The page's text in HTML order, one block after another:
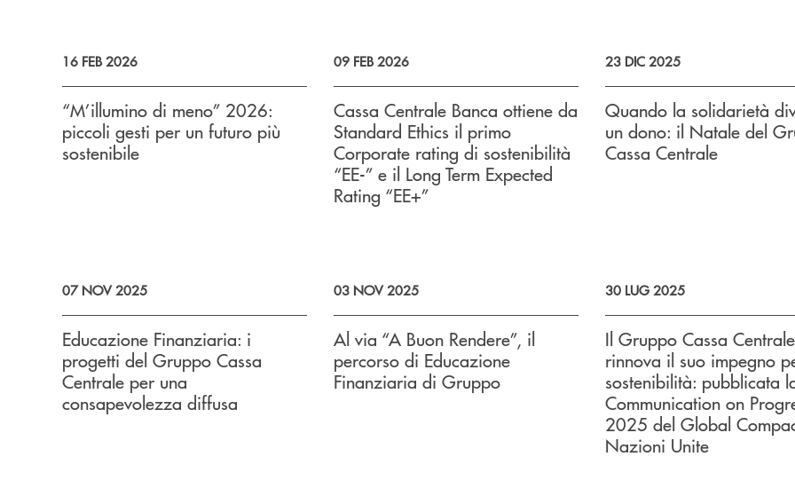
16 FEB 2026
“M’illumino di meno” 2026:
piccoli gesti per un futuro più
sostenibile
09 FEB 2026
Cassa Centrale Banca ottiene da
Standard Ethics il primo
Corporate rating di sostenibilità
“EE-” e il Long Term Expected
Rating “EE+”
23 DIC 2025
Quando la solidarietà
un dono: il Natale del
Cassa Centrale
07 NOV 2025
Educazione Finanziaria: i
progetti del Gruppo Cassa
Centrale per una
consapevolezza diffusa
03 NOV 2025
Al via “A Buon Rendere”, il
percorso di Educazione
Finanziaria di Gruppo
30 LUG 2025
Il Gruppo Cassa Centrale
rinnova il suo impegno
sostenibilità: pubblicata
Communication on
2025 del Global
Nazioni Unite